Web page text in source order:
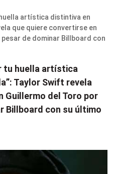
tu huella artística
Taylor Swift revela
Guillermo del Toro por
Billboard con su último